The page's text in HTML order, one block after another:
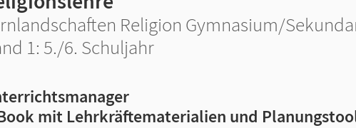
Religion Gymnasium/
1: 5./6. Schuljahr
mit Lehrkräftematerialien und